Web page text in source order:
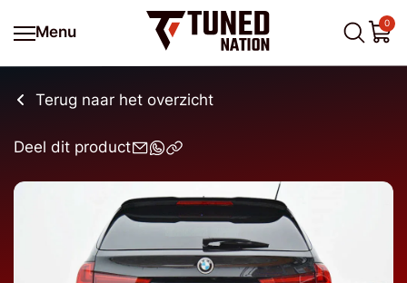
Menu
0
Terug naar het overzicht
Deel dit product